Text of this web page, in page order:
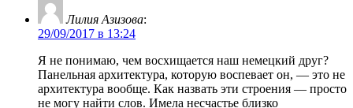
Лилия Азизова:
29/09/2017 в 13:24
Я не понимаю, чем восхищается наш немецкий друг?
Панельная архитектура, которую воспевает он, — это не
архитектура вообще. Как назвать эти строения — просто
не могу найти слов. Имела несчастье близко